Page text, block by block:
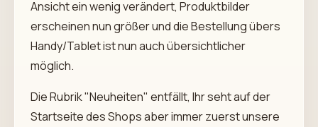
Ansicht ein wenig verändert, Produktbilder
erscheinen nun größer und die Bestellung übers
Handy/Tablet ist nun auch übersichtlicher
möglich.
Die Rubrik "Neuheiten" entfällt, Ihr seht auf der
Startseite des Shops aber immer zuerst unsere